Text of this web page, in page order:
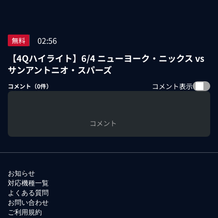
無料 02:56
【4Qハイライト】6/4 ニューヨーク・ニックス vs
サンアントニオ・スパーズ
コメント（0件） コメント表示
コメント
お知らせ
対応機種一覧
よくある質問
お問い合わせ
ご利用規約